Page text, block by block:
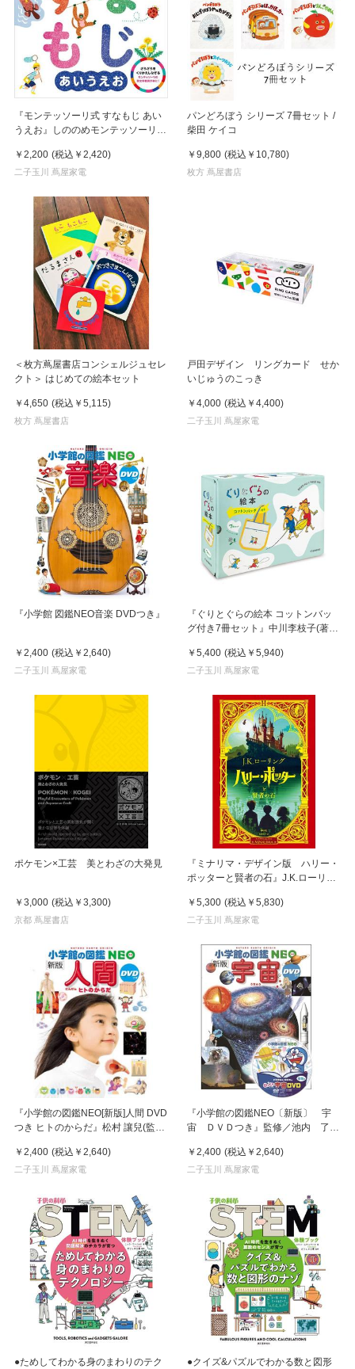
『モンテッソーリ式 すなもじ あい
うえお』しののめモンテッソーリ子
出版
￥2,200 (税込 ￥2,420)
二子玉川 蔦屋家電
パンどろぼう シリーズ 7冊セット /
柴田 ケイコ
￥9,800 (税込 ￥10,780)
枚方 蔦屋書店
＜枚方蔦屋書店コンシェルジュセレ
クト＞ はじめての絵本セット
￥4,650 (税込 ￥5,115)
枚方 蔦屋書店
戸田デザイン リングカード せか
いじゅうのこっき
￥4,000 (税込 ￥4,400)
二子玉川 蔦屋家電
『小学館 図鑑NEO音楽 DVDつき』
￥2,400 (税込 ￥2,640)
二子玉川 蔦屋家電
『ぐりとぐらの絵本 コットンバッ
グ付き7冊セット』中川李枝子(著・
音館書店
￥5,400 (税込 ￥5,940)
二子玉川 蔦屋家電
ポケモン×工芸 美とわざの大発見
￥3,000 (税込 ￥3,300)
京都 蔦屋書店
『ミナリマ・デザイン版 ハリー・
ポッターと賢者の石』J.K.ローリン
翻訳 (静山社）
￥5,300 (税込 ￥5,830)
二子玉川 蔦屋家電
『小学館の図鑑NEO[新版]人間 DVD
つき ヒトのからだ』松村 讓兒(監
小学館
￥2,400 (税込 ￥2,640)
二子玉川 蔦屋家電
『小学館の図鑑NEO〔新版〕 宇
宙 ＤＶＤつき』監修／池内 了、
￥2,400 (税込 ￥2,640)
二子玉川 蔦屋家電
●ためしてわかる身のまわりのテク
●クイズ&パズルでわかる数と図形